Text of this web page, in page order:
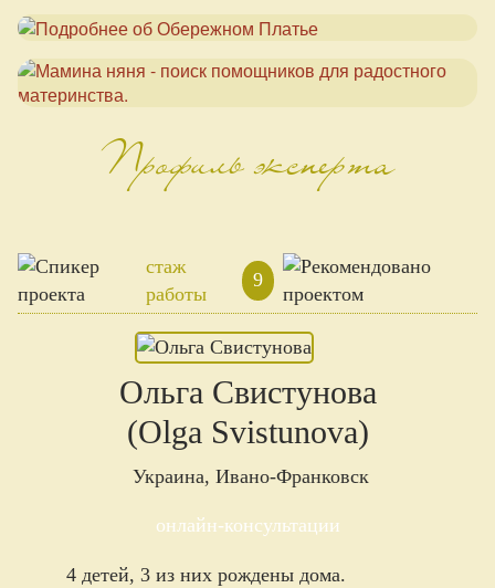
Профиль эксперта
стаж
работы
9
Ольга Свистунова
(Olga Svistunova)
Украина, Ивано-Франковск
онлайн-консультации
4 детей, 3 из них рождены дома.